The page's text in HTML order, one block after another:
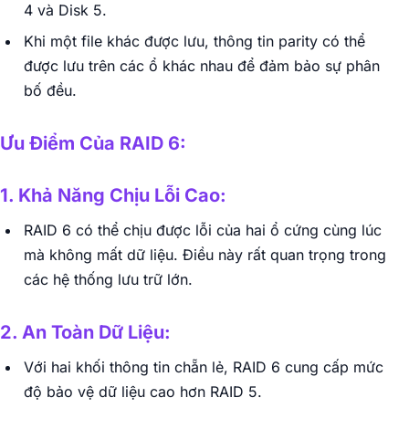
4 và Disk 5.
Khi một file khác được lưu, thông tin parity có thể
được lưu trên các ổ khác nhau để đảm bảo sự phân
bố đều.
Ưu Điểm Của RAID 6:
1. Khả Năng Chịu Lỗi Cao:
RAID 6 có thể chịu được lỗi của hai ổ cứng cùng lúc
mà không mất dữ liệu. Điều này rất quan trọng trong
các hệ thống lưu trữ lớn.
2. An Toàn Dữ Liệu:
Với hai khối thông tin chẵn lẻ, RAID 6 cung cấp mức
độ bảo vệ dữ liệu cao hơn RAID 5.